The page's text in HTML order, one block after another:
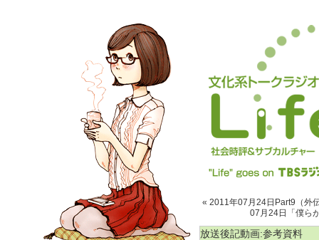
« 2011年07月24日Part9（外
07月24日「僕ら
放送後記動画:参考資料